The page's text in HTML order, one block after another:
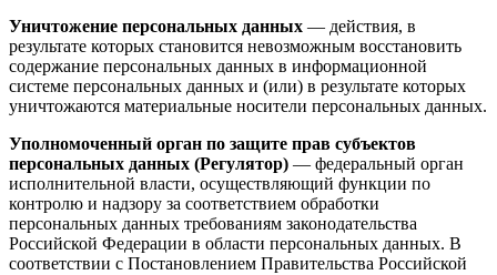
Уничтожение персональных данных — действия, в
результате которых становится невозможным восстановить
содержание персональных данных в информационной
системе персональных данных и (или) в результате которых
уничтожаются материальные носители персональных данных.
Уполномоченный орган по защите прав субъектов
персональных данных (Регулятор) — федеральный орган
исполнительной власти, осуществляющий функции по
контролю и надзору за соответствием обработки
персональных данных требованиям законодательства
Российской Федерации в области персональных данных. В
соответствии с Постановлением Правительства Российской